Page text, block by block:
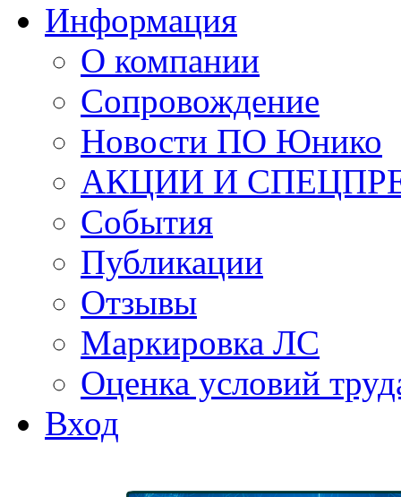
Информация
О компании
Сопровождение
Новости ПО Юнико
АКЦИИ И
События
Публикации
Отзывы
Маркировка ЛС
Оценка условий
Вход